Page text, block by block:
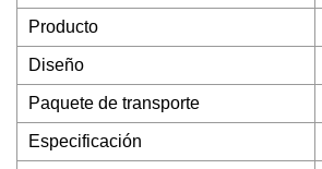
Producto
Diseño
Paquete de transporte
Especificación